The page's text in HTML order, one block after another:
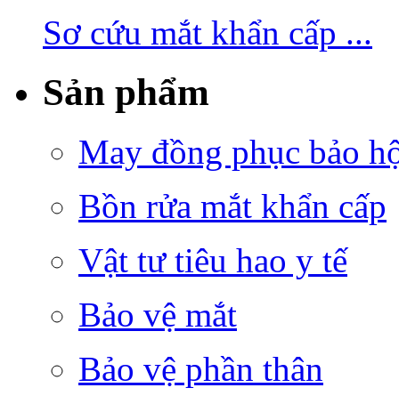
Sơ cứu mắt khẩn cấp ...
Sản phẩm
May đồng phục bảo
Bồn rửa mắt khẩn cấp
Vật tư tiêu hao y tế
Bảo vệ mắt
Bảo vệ phần thân